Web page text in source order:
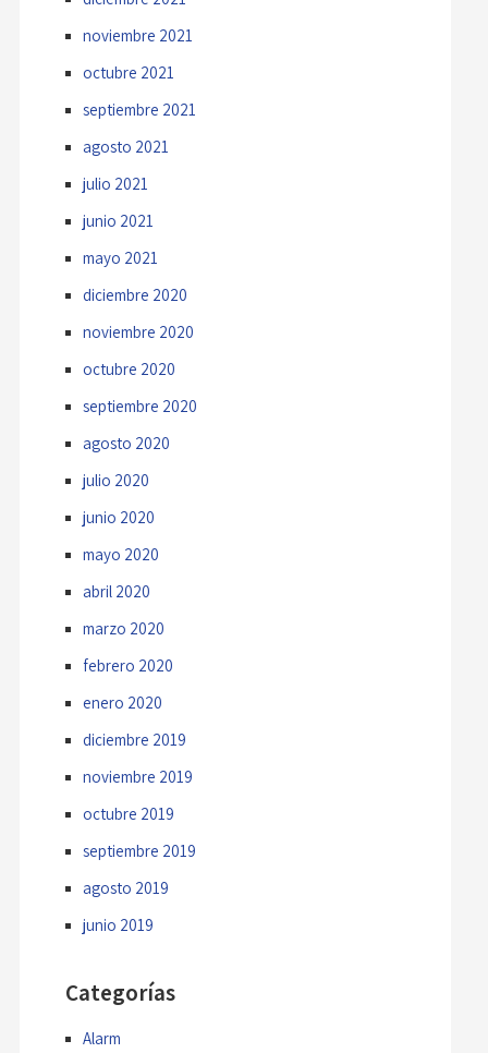
noviembre 2021
octubre 2021
septiembre 2021
agosto 2021
julio 2021
junio 2021
mayo 2021
diciembre 2020
noviembre 2020
octubre 2020
septiembre 2020
agosto 2020
julio 2020
junio 2020
mayo 2020
abril 2020
marzo 2020
febrero 2020
enero 2020
diciembre 2019
noviembre 2019
octubre 2019
septiembre 2019
agosto 2019
junio 2019
Categorías
Alarm